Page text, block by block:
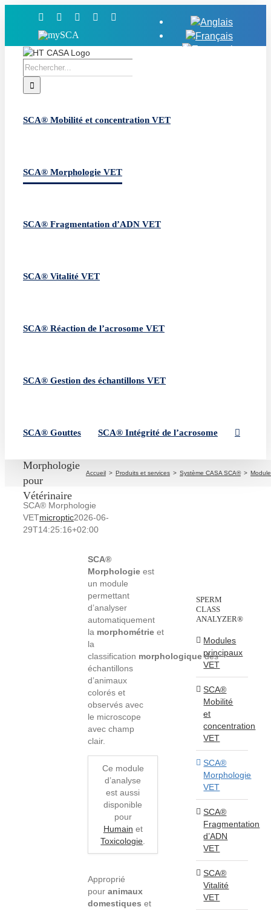
Facebook YouTubeLinkedIn
MySCA
Rechercher:
SCA® Mobilité et concentration VET
SCA® Morphologie VET
SCA® Fragmentation d’ADN VET
SCA® Vitalité VET
SCA® Réaction de l’acrosome VET
SCA® Gestion des échantillons VET
SCA® Gouttes SCA® Intégrité de l’acrosome
Morphologie
pour
Vétérinaire
Accueil Produits et services Système CASA SCA®
SCA® Morphologie
VETmicroptic2026-06-
29T14:25:16+02:00
SCA®
Morphologie est
un module
permettant
d’analyser
automatiquement
la morphométrieet
la
classification morphologiquedes
échantillons
d’animaux
colorés et
observés avec
le microscope
avec champ
clair.
Ce module
d’analyse
est aussi
disponible
pour
Humain et
Toxicologie
Approprié
pouranimaux
domestiques et
SPERM
CLASS
ANALYZER®
Modules
principaux
VET
SCA®
Mobilité
et
concentration
VET
SCA®
Morphologie
VET
SCA®
Fragmentation
d’ADN
VET
SCA®
Vitalité
VET